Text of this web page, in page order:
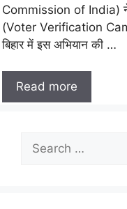
Commission of India) ने
(Voter Verification
बिहार में इस अभियान की …
Read more